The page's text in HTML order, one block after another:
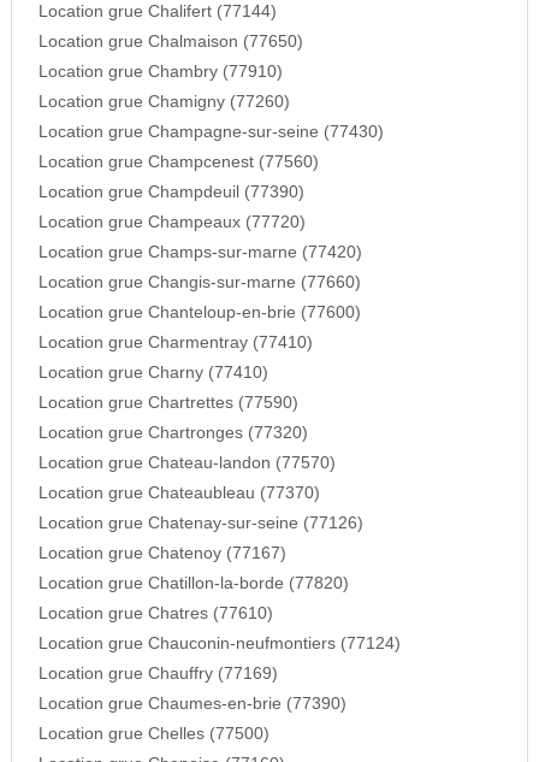
Location grue Chalifert (77144)
Location grue Chalmaison (77650)
Location grue Chambry (77910)
Location grue Chamigny (77260)
Location grue Champagne-sur-seine (77430)
Location grue Champcenest (77560)
Location grue Champdeuil (77390)
Location grue Champeaux (77720)
Location grue Champs-sur-marne (77420)
Location grue Changis-sur-marne (77660)
Location grue Chanteloup-en-brie (77600)
Location grue Charmentray (77410)
Location grue Charny (77410)
Location grue Chartrettes (77590)
Location grue Chartronges (77320)
Location grue Chateau-landon (77570)
Location grue Chateaubleau (77370)
Location grue Chatenay-sur-seine (77126)
Location grue Chatenoy (77167)
Location grue Chatillon-la-borde (77820)
Location grue Chatres (77610)
Location grue Chauconin-neufmontiers (77124)
Location grue Chauffry (77169)
Location grue Chaumes-en-brie (77390)
Location grue Chelles (77500)